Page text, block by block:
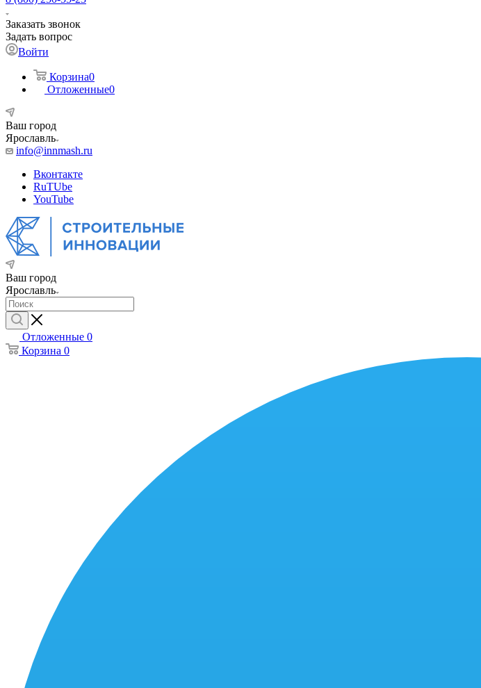
Заказать звонок
Задать вопрос
Войти
Корзина0
Отложенные0
Ваш город
Ярославль
info@innmash.ru
Вконтакте
RuTUbe
YouTube
Ваш город
Ярославль
Отложенные 0
Корзина 0